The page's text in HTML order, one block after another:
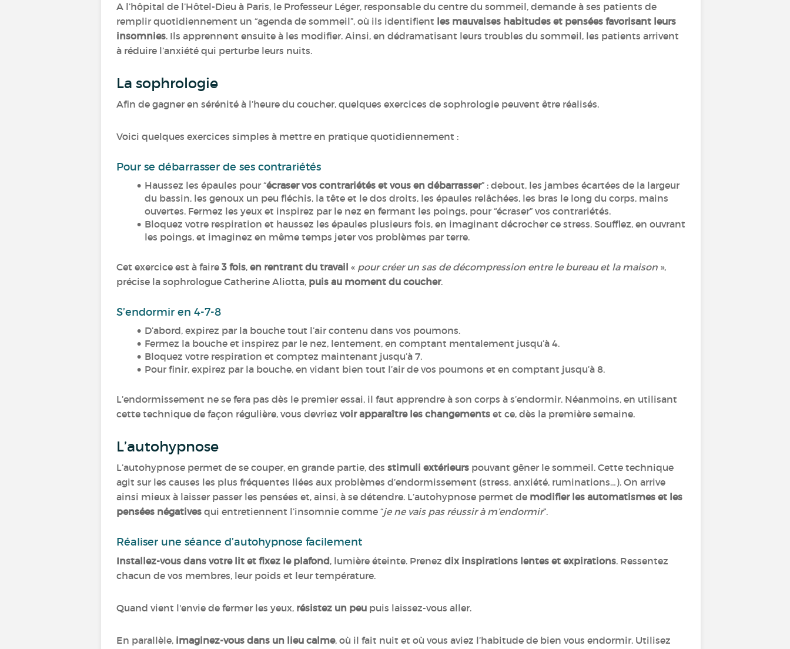
A l’hôpital de l’Hôtel-Dieu à Paris, le Professeur Léger, responsable du centre du sommeil, demande à ses patients de
remplir quotidiennement un “agenda de sommeil”, où ils identifient les mauvaises habitudes et pensées favorisant leurs
insomnies. Ils apprennent ensuite à les modifier. Ainsi, en dédramatisant leurs troubles du sommeil, les patients arrivent
à réduire l’anxiété qui perturbe leurs nuits.
La sophrologie
Afin de gagner en sérénité à l’heure du coucher, quelques exercices de sophrologie peuvent être réalisés.
Voici quelques exercices simples à mettre en pratique quotidiennement :
Pour se débarrasser de ses contrariétés
Haussez les épaules pour “écraser vos contrariétés et vous en débarrasser” : debout, les jambes écartées de la largeur
du bassin, les genoux un peu fléchis, la tête et le dos droits, les épaules relâchées, les bras le long du corps, mains
ouvertes. Fermez les yeux et inspirez par le nez en fermant les poings, pour “écraser” vos contrariétés.
Bloquez votre respiration et haussez les épaules plusieurs fois, en imaginant décrocher ce stress. Soufflez, en ouvrant
les poings, et imaginez en même temps jeter vos problèmes par terre.
Cet exercice est à faire 3 fois, en rentrant du travail « pour créer un sas de décompression entre le bureau et la maison »,
précise la sophrologue Catherine Aliotta, puis au moment du coucher.
S’endormir en 4-7-8
D’abord, expirez par la bouche tout l’air contenu dans vos poumons.
Fermez la bouche et inspirez par le nez, lentement, en comptant mentalement jusqu’à 4.
Bloquez votre respiration et comptez maintenant jusqu’à 7.
Pour finir, expirez par la bouche, en vidant bien tout l’air de vos poumons et en comptant jusqu’à 8.
L’endormissement ne se fera pas dès le premier essai, il faut apprendre à son corps à s’endormir. Néanmoins, en utilisant
cette technique de façon régulière, vous devriez voir apparaître les changements et ce, dès la première semaine.
L’autohypnose
L’autohypnose permet de se couper, en grande partie, des stimuli extérieurs pouvant gêner le sommeil. Cette technique
agit sur les causes les plus fréquentes liées aux problèmes d’endormissement (stress, anxiété, ruminations…). On arrive
ainsi mieux à laisser passer les pensées et, ainsi, à se détendre. L’autohypnose permet de modifier les automatismes et les
pensées négatives qui entretiennent l’insomnie comme “je ne vais pas réussir à m’endormir”.
Réaliser une séance d’autohypnose facilement
Installez-vous dans votre lit et fixez le plafond, lumière éteinte. Prenez dix inspirations lentes et expirations. Ressentez
chacun de vos membres, leur poids et leur température.
Quand vient l'envie de fermer les yeux, résistez un peu puis laissez-vous aller.
En parallèle, imaginez-vous dans un lieu calme, où il fait nuit et où vous aviez l’habitude de bien vous endormir. Utilisez